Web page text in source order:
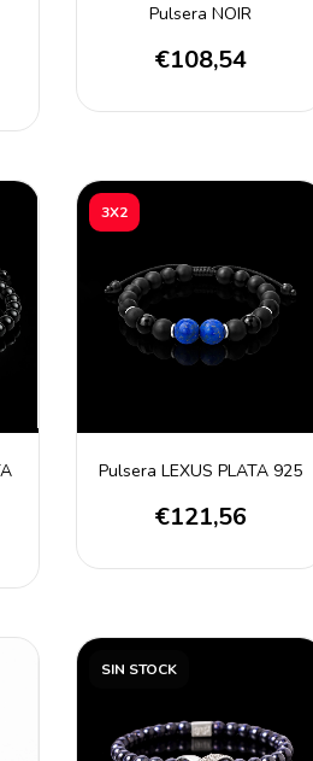
Pulsera NOIR
€108,54
3X2
Pulsera LEXUS PLATA 925
€121,56
SIN STOCK